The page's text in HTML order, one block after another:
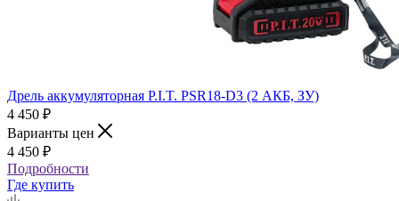
Дрель аккумуляторная P.I.T. PSR18-D3 (2 АКБ, ЗУ)
4 450 ₽
Варианты цен
4 450 ₽
Подробности
Где купить